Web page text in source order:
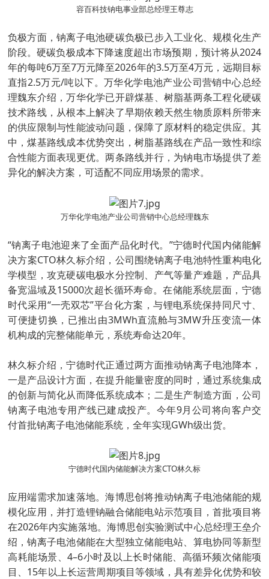
容百科技钠电事业部总经理王尊志
负极方面，钠离子电池硬碳负极已步入工业化、规模化生产
阶段。硬碳负极成本下降速度超出市场预期，预计将从2024
年的每吨6万至7万元降至2026年的3.5万至4万元，远期目标
直指2.5万元/吨以下。万华化学电池产业公司营销中心总经
理魏东介绍，万华化学已开辟煤基、树脂基两条工程化硬碳
技术路线，从根本上解决了早期依赖天然生物质原料所带来
的供应限制与性能波动问题，保障了原材料的稳定供应。其
中，煤基路线成本优势突出，树脂基路线在产品一致性和综
合性能方面表现更优。两条路线并行，为钠电市场提供了差
异化的解决方案，可适配不同应用场景的需求。
万华化学电池产业公司营销中心总经理魏东
“钠离子电池迎来了全面产品化时代。”宁德时代国内储能解
决方案CTO林久标介绍，公司围绕钠离子电池特性重构电化
学模型，攻克硬碳电极水分控制、产气等量产难题，产品具
备宽温域及15000次超长循环寿命。在储能系统层面，宁德
时代采用“一壳双芯”平台化方案，与锂电系统保持同尺寸、
可便捷切换，已推出由3MWh直流舱与3MW升压变流一体
机构成的完整储能单元，系统寿命达20年。
林久标介绍，宁德时代正通过两方面推动钠离子电池降本，
一是产品设计方面，在提升能量密度的同时，通过系统集成
的创新与简化从而降低系统成本；二是生产制造方面，公司
钠离子电池专用产线已建成投产。今年9月公司将向客户交
付首批钠离子电池储能系统，全年实现GWh级出货。
宁德时代国内储能解决方案CTO林久标
应用端需求加速落地。海博思创将推动钠离子电池储能的规
模化应用，并打造锂钠融合储能电站示范项目，首批项目将
在2026年内实施落地。海博思创实验测试中心总经理王垒介
绍，钠离子电池储能在大型独立储能电站、算电协同等新型
高耗能场景、4–6小时及以上长时储能、高循环频次储能项
目、15年以上长运营周期项目等领域，具有差异化优势和较